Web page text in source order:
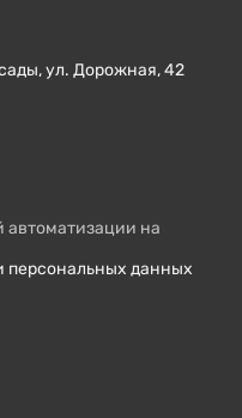
ул. Дорожная, 42
автоматизации на
персональных данных